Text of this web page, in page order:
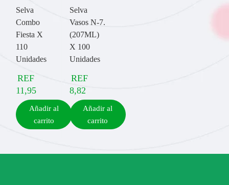
Selva
Combo
Fiesta X
110
Unidades
REF
11,95
Añadir al
carrito
Selva
Vasos N-7.
(207ML)
X 100
Unidades
REF
8,82
Añadir al
carrito